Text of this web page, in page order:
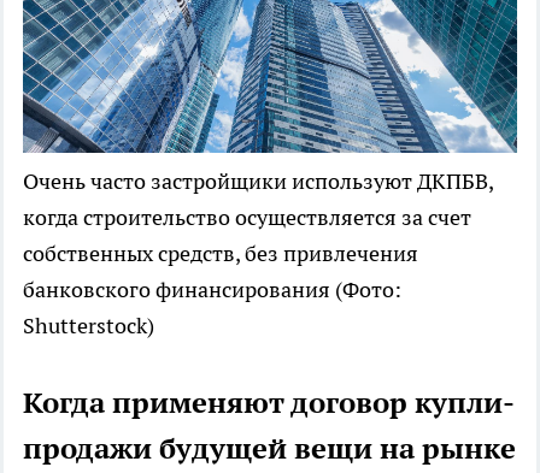
Очень часто застройщики используют ДКПБВ,
когда строительство осуществляется за счет
собственных средств, без привлечения
банковского финансирования (Фото:
Shutterstock)
Когда применяют договор купли-
продажи будущей вещи на рынке